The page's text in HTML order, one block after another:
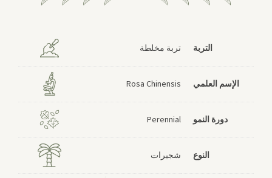
التربة تربة مخلطة
الإسم العلمي Rosa Chinensis
دورة النمو Perennial
النوع شجيرات